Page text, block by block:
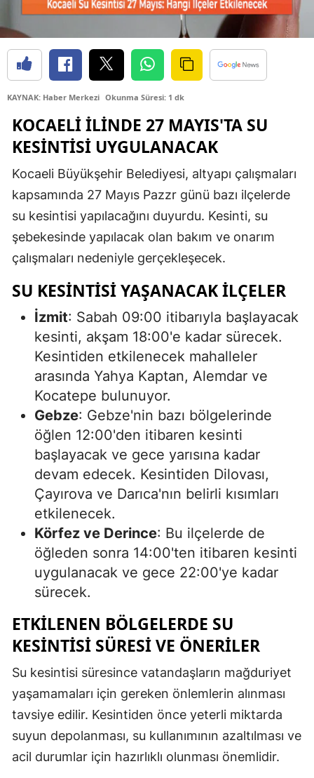
Denizli
Diyarbakır
Edirne
Erzincan
Eskişehir
Gaziantep
Giresun
Gümüşhane
Hakkari
Hatay
Isparta
İstanbul
İzmir
Kars
Kayseri
Kırklareli
Kocaeli
Konya
Kütahya
Malatya
Manisa
KAYNAK: Haber Merkezi Okunma Süresi: 1 dk
KOCAELI İLINDE 27 MAYIS'TA SU
KESINTISI UYGULANACAK
Kocaeli Büyükşehir Belediyesi, altyapı çalışmaları
kapsamında 27 Mayıs Pazzr günü bazı ilçelerde
su kesintisi yapılacağını duyurdu. Kesinti, su
şebekesinde yapılacak olan bakım ve onarım
çalışmaları nedeniyle gerçekleşecek.
SU KESINTISI YAŞANACAK İLÇELER
İzmit: Sabah 09:00 itibarıyla başlayacak
kesinti, akşam 18:00'e kadar sürecek.
Kesintiden etkilenecek mahalleler
arasında Yahya Kaptan, Alemdar ve
Kocatepe bulunuyor.
Gebze: Gebze'nin bazı bölgelerinde
öğlen 12:00'den itibaren kesinti
başlayacak ve gece yarısına kadar
devam edecek. Kesintiden Dilovası,
Çayırova ve Darıca'nın belirli kısımları
etkilenecek.
Körfez ve Derince: Bu ilçelerde de
öğleden sonra 14:00'ten itibaren kesinti
uygulanacak ve gece 22:00'ye kadar
sürecek.
ETKILENEN BÖLGELERDE SU
KESINTISI SÜRESI VE ÖNERILER
Su kesintisi süresince vatandaşların mağduriyet
yaşamamaları için gereken önlemlerin alınması
tavsiye edilir. Kesintiden önce yeterli miktarda
suyun depolanması, su kullanımının azaltılması ve
acil durumlar için hazırlıklı olunması önemlidir.